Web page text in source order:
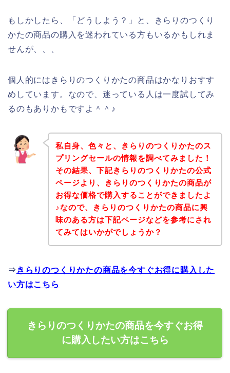
もしかしたら、「どうしよう？」と、きらりのつくり
かたの商品の購入を迷われている方もいるかもしれま
せんが、、、
個人的にはきらりのつくりかたの商品はかなりおすす
めしています。なので、迷っている人は一度試してみ
るのもありかもですよ＾＾♪
私自身、色々と、きらりのつくりかたのス
プリングセールの情報を調べてみました！
その結果、下記きらりのつくりかたの公式
ページより、きらりのつくりかたの商品が
お得な価格で購入することができましたよ
♪なので、きらりのつくりかたの商品に興
味のある方は下記ページなどを参考にされ
てみてはいかがでしょうか？
⇒ きらりのつくりかたの商品を今すぐお得に購入した
い方はこちら
きらりのつくりかたの商品を今すぐお得
に購入したい方はこちら